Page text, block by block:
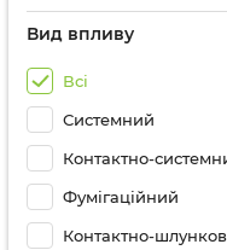
Вид впливу
Всі
Системний
Контактно-
Фумігаційний
Контактно-